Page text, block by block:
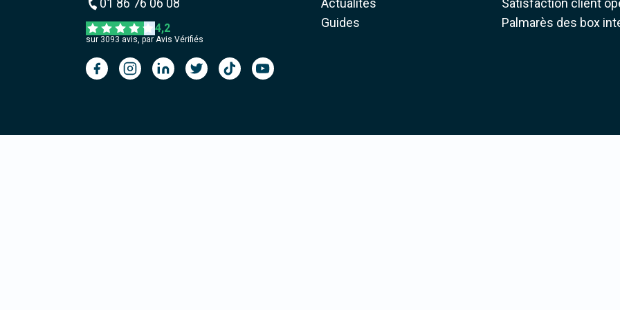
01 86 76 06 08
4,2
sur 3093 avis, par Avis Vérifiés
Actualités
Guides
Satisfaction client
Palmarès des box